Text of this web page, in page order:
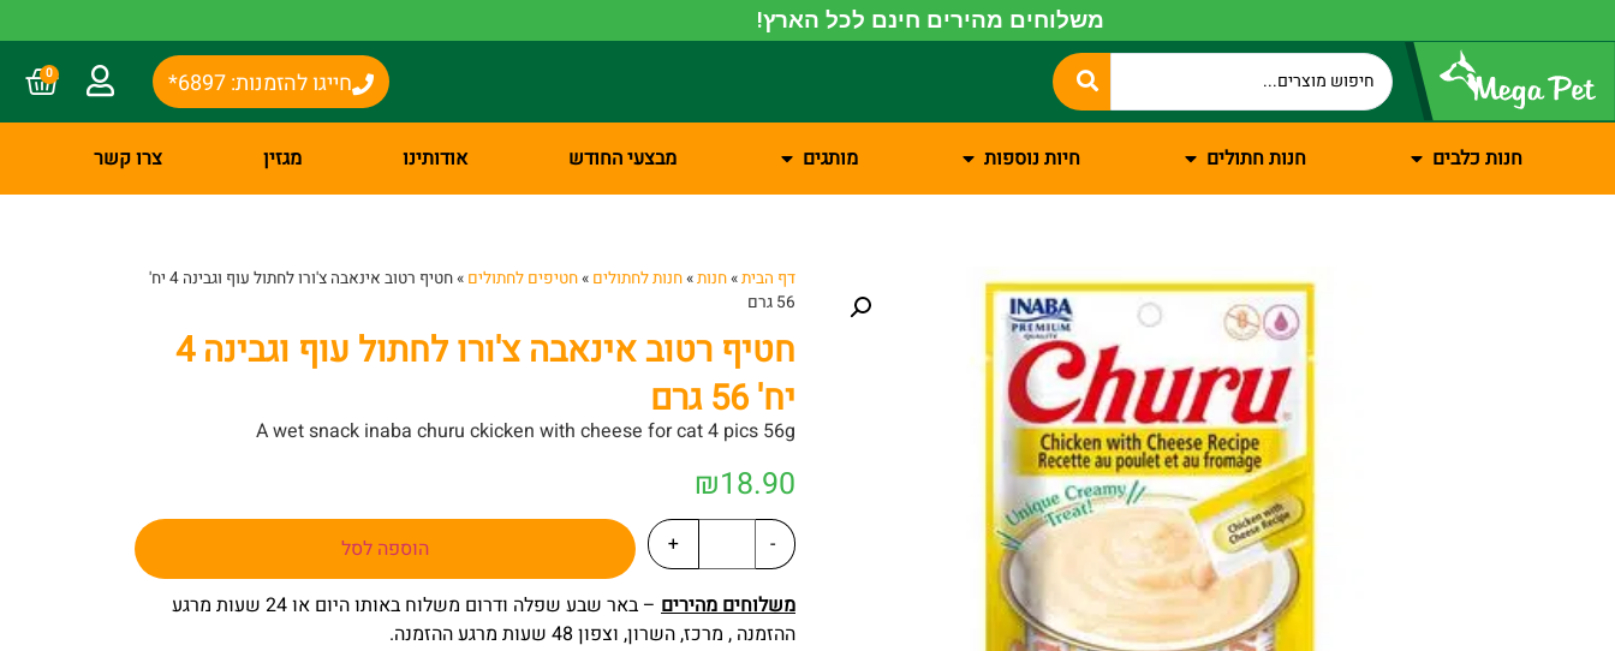
משלוחים מהירים חינם לכל הארץ!
חייגו להזמנות: 6897* 0
חנות כלבים חנות חתולים חיות נוספות מותגים מבצעי החודש אודותינו מגזין צרו קשר
דף הבית»חנות»חנות לחתולים »חטיפים לחתולים »
חטיף רטוב אינאבה צ'ורו לחתול עוף וגבינה 4 יח'
56 גרם
חטיף רטוב אינאבה צ'ורו לחתול עוף וגבינה 4
יח' 56 גרם
A wet snack inaba churu ckicken with cheese for cat 4 pics 56g
₪18.90
-
+
הוספה לסל
משלוחים מהירים
– באר שבע שפלה ודרום משלוח באותו היום או 24 שעות מרגע
ההזמנה , מרכז, השרון, וצפון 48 שעות מרגע ההזמנה.